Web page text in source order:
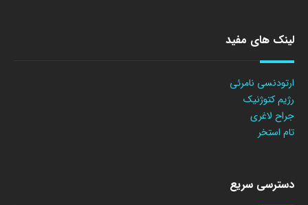
لینک های مفید
ارتودنسی نامرئی
رژیم کتوژنیک
جراح لاغری
تام استخر
دسترسی سریع